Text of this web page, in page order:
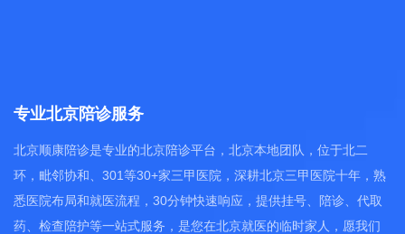
专业北京陪诊服务
北京顺康陪诊是专业的北京陪诊平台，北京本地团队，位于北二
环，毗邻协和、301等30+家三甲医院，深耕北京三甲医院十年，熟
悉医院布局和就医流程，30分钟快速响应，提供挂号、陪诊、代取
药、检查陪护等一站式服务，是您在北京就医的临时家人，愿我们